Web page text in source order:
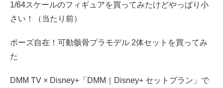
1/64スケールのフィギュアを買ってみたけどやっぱり小
さい！（当たり前）
ポーズ自在！可動骸骨プラモデル 2体セットを買ってみ
た
DMM TV × Disney+「DMM｜Disney+ セットプラン」で